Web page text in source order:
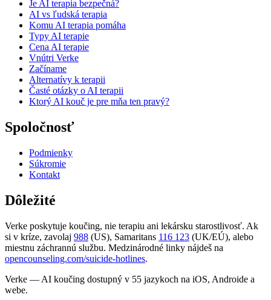
Je AI terapia bezpečná?
AI vs ľudská terapia
Komu AI terapia pomáha
Typy AI terapie
Cena AI terapie
Vnútri Verke
Začíname
Alternatívy k terapii
Časté otázky o AI terapii
Ktorý AI kouč je pre mňa ten pravý?
Spoločnosť
Podmienky
Súkromie
Kontakt
Dôležité
Verke poskytuje koučing, nie terapiu ani lekársku starostlivosť. Ak
si v kríze, zavolaj 988 (US), Samaritans 116 123 (UK/EÚ), alebo
miestnu záchrannú službu. Medzinárodné linky nájdeš na
opencounseling.com/suicide-hotlines.
Verke — AI koučing dostupný v 55 jazykoch na iOS, Androide a
webe.